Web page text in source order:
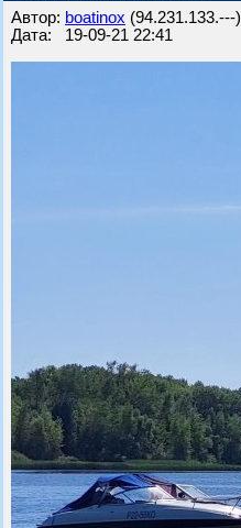
Автор: boatinox (94.231.133.---)
Дата: 19-09-21 22:41